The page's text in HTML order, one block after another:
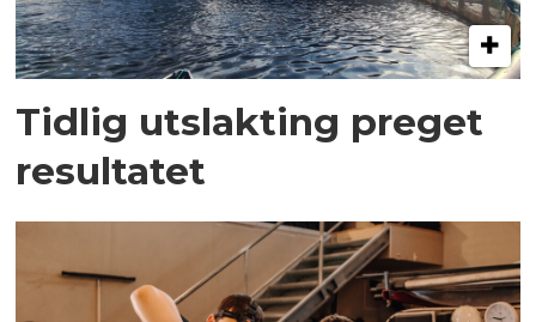
Tidlig utslakting preget
resultatet